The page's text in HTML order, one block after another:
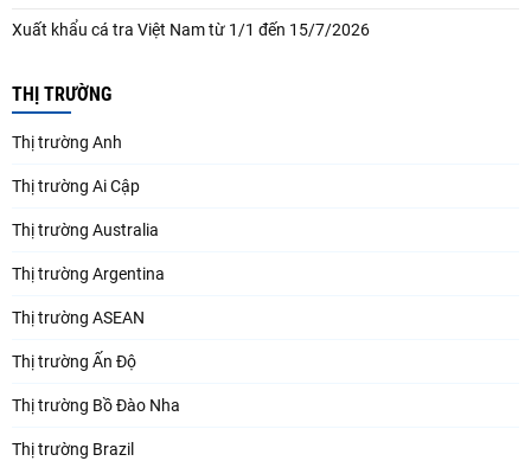
Xuất khẩu cá tra Việt Nam từ 1/1 đến 15/7/2026
THỊ TRƯỜNG
Thị trường Anh
Thị trường Ai Cập
Thị trường Australia
Thị trường Argentina
Thị trường ASEAN
Thị trường Ấn Độ
Thị trường Bồ Đào Nha
Thị trường Brazil